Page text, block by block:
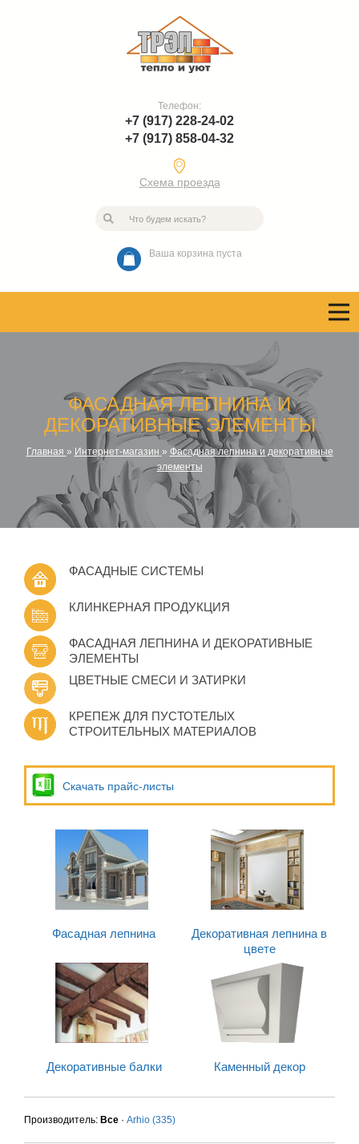
Телефон:
+7 (917) 228-24-02
+7 (917) 858-04-32
Схема проезда
Ваша корзина пуста
ФАСАДНАЯ ЛЕПНИНА И
ДЕКОРАТИВНЫЕ ЭЛЕМЕНТЫ
Главная » Интернет-магазин » Фасадная лепнина и декоративные
элементы
ФАСАДНЫЕ СИСТЕМЫ
КЛИНКЕРНАЯ ПРОДУКЦИЯ
ФАСАДНАЯ ЛЕПНИНА И ДЕКОРАТИВНЫЕ
ЭЛЕМЕНТЫ
ЦВЕТНЫЕ СМЕСИ И ЗАТИРКИ
КРЕПЕЖ ДЛЯ ПУСТОТЕЛЫХ
СТРОИТЕЛЬНЫХ МАТЕРИАЛОВ
Скачать прайс-листы
Фасадная лепнина
Декоративная лепнина в
цвете
Декоративные балки Каменный декор
Производитель: Все · Arhio (335)